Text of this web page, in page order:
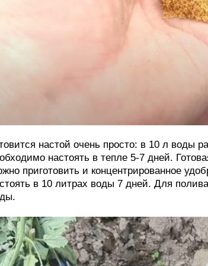
настой очень просто: в 10 л воды
настоять в тепле 5-7 дней.
приготовить и концентрированное
в 10 литрах воды 7 дней. Для